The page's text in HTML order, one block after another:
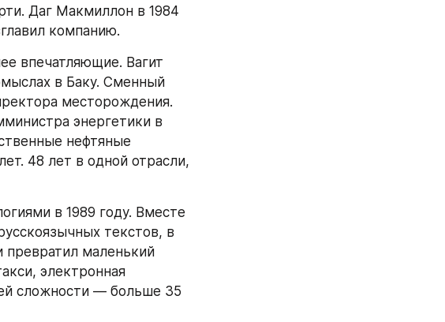
Даг Макмиллон в 1984
компанию.
впечатляющие. Вагит
в Баку. Сменный
месторождения.
энергетики в
нефтяные
48 лет в одной отрасли,
в 1989 году. Вместе
текстов, в
превратил маленький
электронная
сложности — больше 35